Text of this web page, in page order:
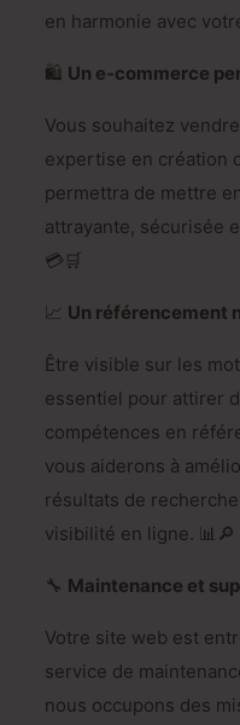
en harmonie avec
🛍️ Un e-commerce
Vous souhaitez
expertise en création
permettra de mettre
attrayante, sécurisée
💳🛒
📈 Un référencement
Être visible sur les
essentiel pour attirer
compétences en
vous aiderons à
résultats de
visibilité en ligne. 📊🔎
🔧 Maintenance et
Votre site web est
service de
nous occupons des